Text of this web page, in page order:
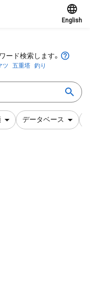
English
ード検索します。
ツ 五重塔 釣り
データベース